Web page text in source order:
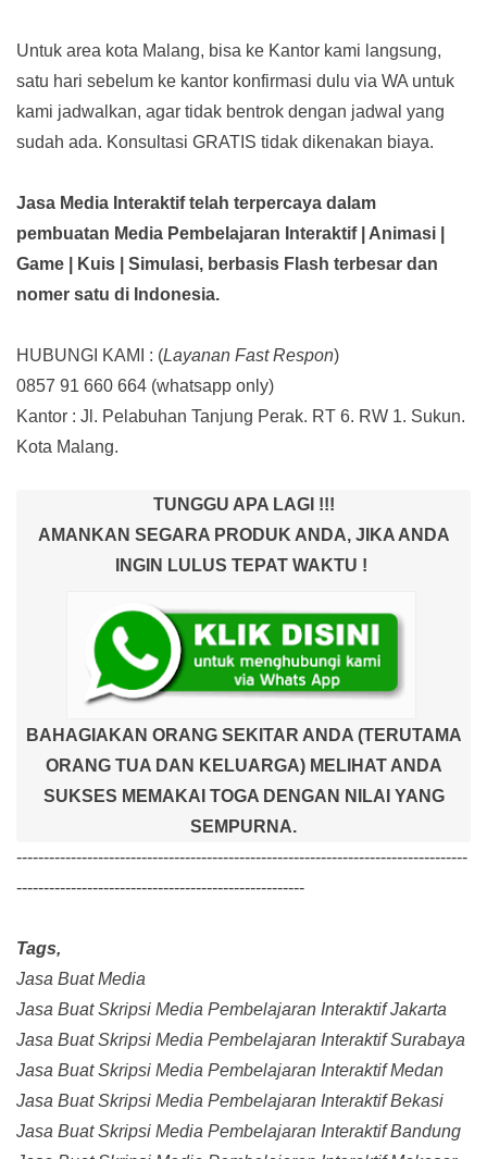
Untuk area kota Malang, bisa ke Kantor kami langsung,
satu hari sebelum ke kantor konfirmasi dulu via WA untuk
kami jadwalkan, agar tidak bentrok dengan jadwal yang
sudah ada. Konsultasi GRATIS tidak dikenakan biaya.
Jasa Media Interaktif telah terpercaya dalam
pembuatan Media Pembelajaran Interaktif| Animasi |
Game | Kuis | Simulasi, berbasis Flash terbesar dan
nomer satu di Indonesia.
HUBUNGI KAMI : (Layanan Fast Respon)
0857 91 660 664 (whatsapp only)
Kantor : Jl. Pelabuhan Tanjung Perak. RT 6. RW 1. Sukun.
Kota Malang.
TUNGGU APA LAGI !!!
AMANKAN SEGARA PRODUK ANDA, JIKA ANDA
INGIN LULUS TEPAT WAKTU !
BAHAGIAKAN ORANG SEKITAR ANDA (TERUTAMA
ORANG TUA DAN KELUARGA) MELIHAT ANDA
SUKSES MEMAKAI TOGA DENGAN NILAI YANG
SEMPURNA.
-----------------------------------------------------------------------------------
-----------------------------------------------------
Tags,
Jasa Buat Media
Jasa Buat Skripsi Media Pembelajaran Interaktif Jakarta
Jasa Buat Skripsi Media Pembelajaran Interaktif Surabaya
Jasa Buat Skripsi Media Pembelajaran Interaktif Medan
Jasa Buat Skripsi Media Pembelajaran Interaktif Bekasi
Jasa Buat Skripsi Media Pembelajaran Interaktif Bandung